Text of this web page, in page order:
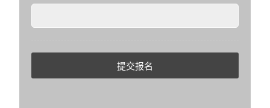
提交报名